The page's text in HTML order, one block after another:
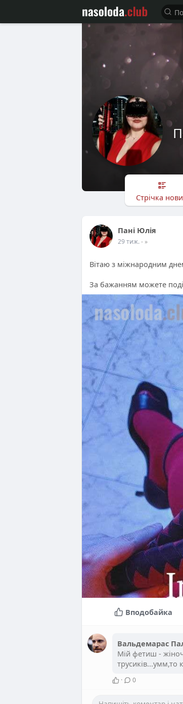
Стрічка
Пані Юлія
29 тиж.- »
Вітаю з міжнародним
За бажанням можете
Вподобайка
Вальдемарас
Мій фетиш -
трусиків...умм,то
· 0